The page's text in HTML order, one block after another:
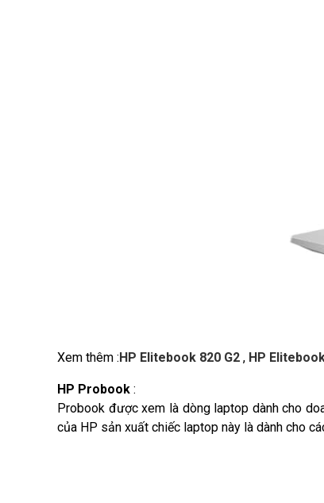
Xem thêm :HP Elitebook 820 G2 , HP
HP Probook :
Probook được xem là dòng laptop dành cho
của HP sản xuất chiếc laptop này là dành cho